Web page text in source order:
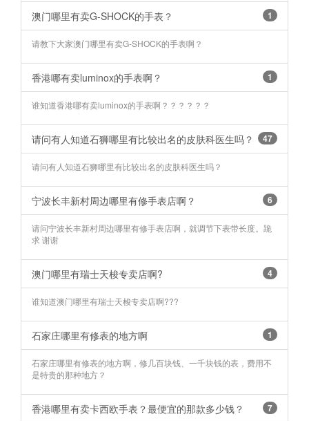
澳门哪里有卖G-SHOCK的手表？ 1
请教下大家澳门哪里有卖G-SHOCK的手表啊？
香港哪有卖luminox的手表啊？ 1
谁知道香港哪有卖luminox的手表啊？？？？？？
请问有人知道石狮哪里有比较出名的皮肤科医生吗？ 47
请问有人知道石狮哪里有比较出名的皮肤科医生吗？
宁波长丰新村周边哪里有修手表店啊？ 6
请问宁波长丰新村周边哪里有修手表店啊，就调节下表带长度。跪
求 谢谢
澳门哪里有瑞士天梭专卖店啊? 4
谁知道澳门哪里有瑞士天梭专卖店啊???
石家庄哪里有修表的地方啊 1
石家庄哪里有修表的地方啊，修几百块钱、一千块钱的表，费用不
是特贵的那种地方？
香港哪里有卖卡西欧手表？最便宜的那款多少钱？ 7